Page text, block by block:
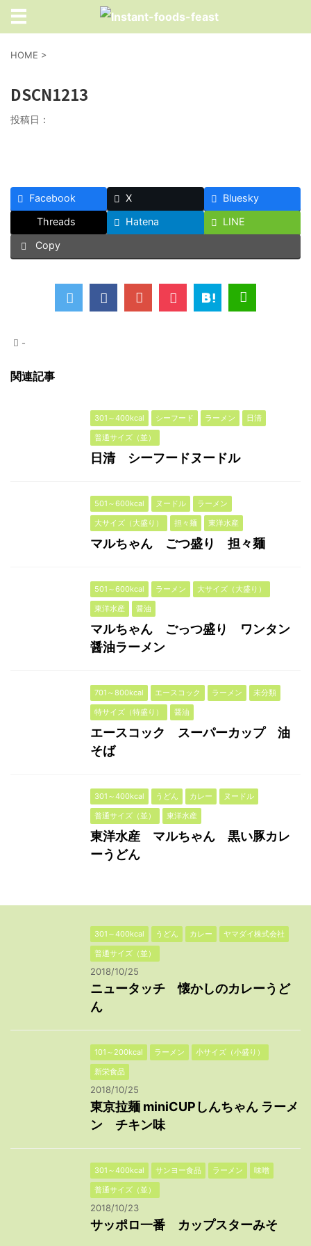
HOME >
DSCN1213
投稿日：
Facebook X
Bluesky
Threads
Hatena
LINE
Copy
-
関連記事
301～400kcal シーフード ラーメン
日清
普通サイズ（並）
日清 シーフードヌードル
501～600kcal ヌードル
ラーメン
大サイズ（大盛り）
担々麺 東洋水産
マルちゃん ごつ盛り 担々麺
501～600kcal ラーメン
大サイズ（大盛り）
東洋水産
醤油
マルちゃん ごっつ盛り ワンタン
醤油ラーメン
701～800kcal エースコック ラーメン
未分類
特サイズ（特盛り）
醤油
エースコック スーパーカップ 油
そば
301～400kcal うどん カレー
ヌードル
普通サイズ（並）
東洋水産
東洋水産 マルちゃん 黒い豚カレ
ーうどん
301～400kcal うどん カレー
ヤマダイ株式会社
普通サイズ（並）
2018/10/25
ニュータッチ 懐かしのカレーうど
ん
101～200kcal ラーメン
小サイズ（小盛り）
新栄食品
2018/10/25
東京拉麺 miniCUPしんちゃん ラーメ
ン チキン味
301～400kcal サンヨー食品 ラーメン
味噌
普通サイズ（並）
2018/10/23
サッポロ一番 カップスターみそ